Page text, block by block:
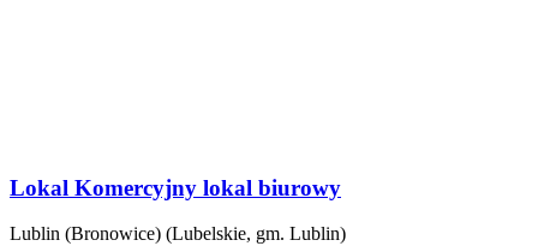
Lokal Komercyjny lokal biurowy
Lublin (Bronowice) (Lubelskie, gm. Lublin)